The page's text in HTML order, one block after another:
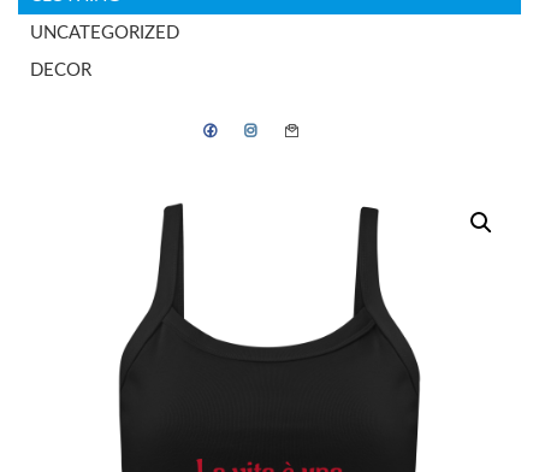
UNCATEGORIZED
DECOR